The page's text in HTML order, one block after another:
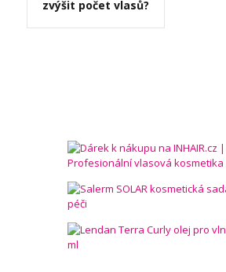
zvýšit počet vlasů?